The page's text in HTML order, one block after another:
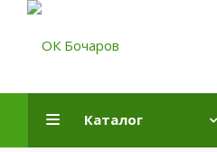
Каталог